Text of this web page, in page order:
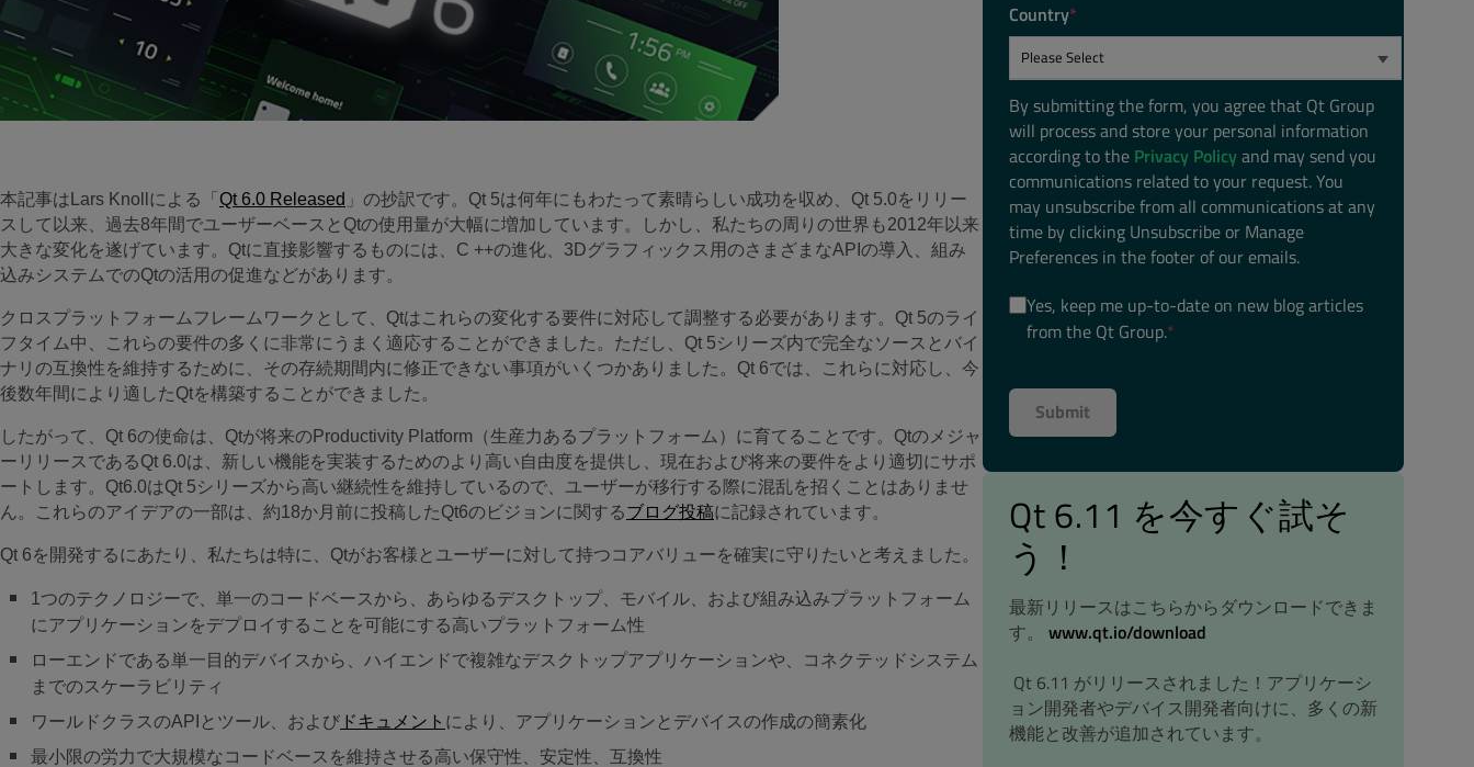
本記事はLars Knollによる「 Qt 6.0 Released 」の抄訳です。 Qt 5は何年にもわたって素晴らしい成功を収め、Qt 5.0をリリー
スして以来、過去8年間でユーザーベースとQtの使用量が大幅に増加しています。しかし、私たちの周りの世界も2012年以来
大きな変化を遂げています。Qtに直接影響するものには、C ++の進化、3Dグラフィックス用のさまざまなAPIの導入、組み
込みシステムでのQtの活用の促進などがあります。
クロスプラットフォームフレームワークとして、Qtはこれらの変化する要件に対応して調整する必要があります。Qt 5のライ
フタイム中、これらの要件の多くに非常にうまく適応することができました。ただし、Qt 5シリーズ内で完全なソースとバイ
ナリの互換性を維持するために、その存続期間内に修正できない事項がいくつかありました。Qt 6では、これらに対応し、今
後数年間により適したQtを構築することができました。
したがって、Qt 6の使命は、Qtが将来のProductivity Platform（生産力あるプラットフォーム）に育てることです。Qtのメジャ
ーリリースであるQt 6.0は、新しい機能を実装するためのより高い自由度を提供し、現在および将来の要件をより適切にサポ
ートします。Qt6.0はQt 5シリーズから高い継続性を維持しているので、ユーザーが移行する際に混乱を招くことはありませ
ん。これらのアイデアの一部は、約18か月前に投稿したQt6のビジョンに関するブログ投稿に記録されています。
Qt 6を開発するにあたり、私たちは特に、Qtがお客様とユーザーに対して持つコアバリューを確実に守りたいと考えました。
1つのテクノロジーで、単一のコードベースから、あらゆるデスクトップ、モバイル、および組み込みプラットフォーム
にアプリケーションをデプロイすることを可能にする高いプラットフォーム性
ローエンドである単一目的デバイスから、ハイエンドで複雑なデスクトップアプリケーションや、コネクテッドシステム
までのスケーラビリティ
ワールドクラスのAPIとツール、および ドキュメント により、アプリケーションとデバイスの作成の簡素化
最小限の労力で大規模なコードベースを維持させる高い保守性、安定性、互換性
Country*
By submitting the form, you agree that Qt Group
will process and store your personal information
according to the Privacy Policyand may send you
communications related to your request. You
may unsubscribe from all communications at any
time by clicking Unsubscribe or Manage
Preferences in the footer of our emails.
Yes, keep me up-to-date on new blog articles
from the Qt Group.*
Qt 6.11 を今すぐ試そ
う！
最新リリースはこちらからダウンロードできま
す。 www.qt.io/download
Qt 6.11 がリリースされました！アプリケーシ
ョン開発者やデバイス開発者向けに、多くの新
機能と改善が追加されています。